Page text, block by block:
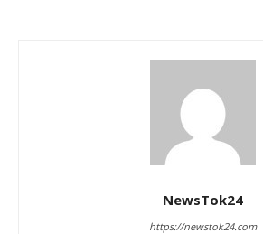
NewsTok24
https://newstok24.com